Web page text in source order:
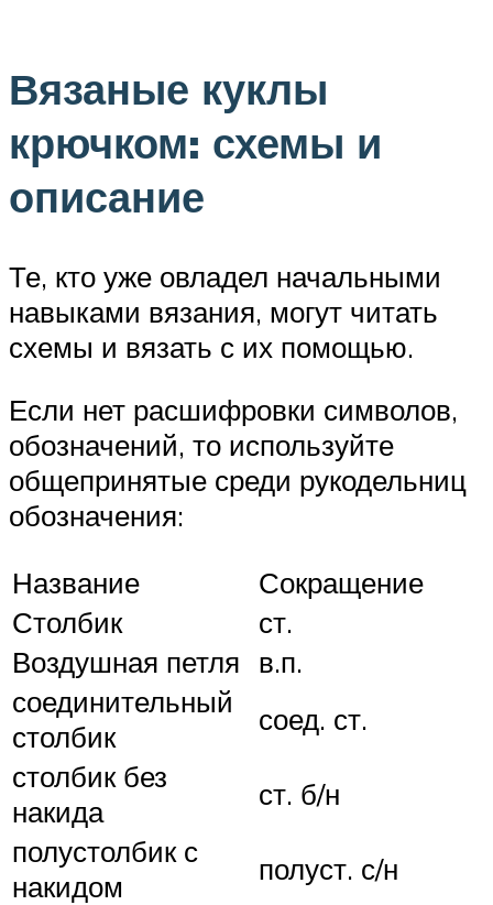
Вязаные куклы
крючком: схемы и
описание
Те, кто уже овладел начальными
навыками вязания, могут читать
схемы и вязать с их помощью.
Если нет расшифровки символов,
обозначений, то используйте
общепринятые среди рукодельниц
обозначения:
Название
Сокращение
Столбик
ст.
Воздушная петля в.п.
соединительный
столбик
соед. ст.
столбик без
накида
ст. б/н
полустолбик с
накидом
полуст. с/н